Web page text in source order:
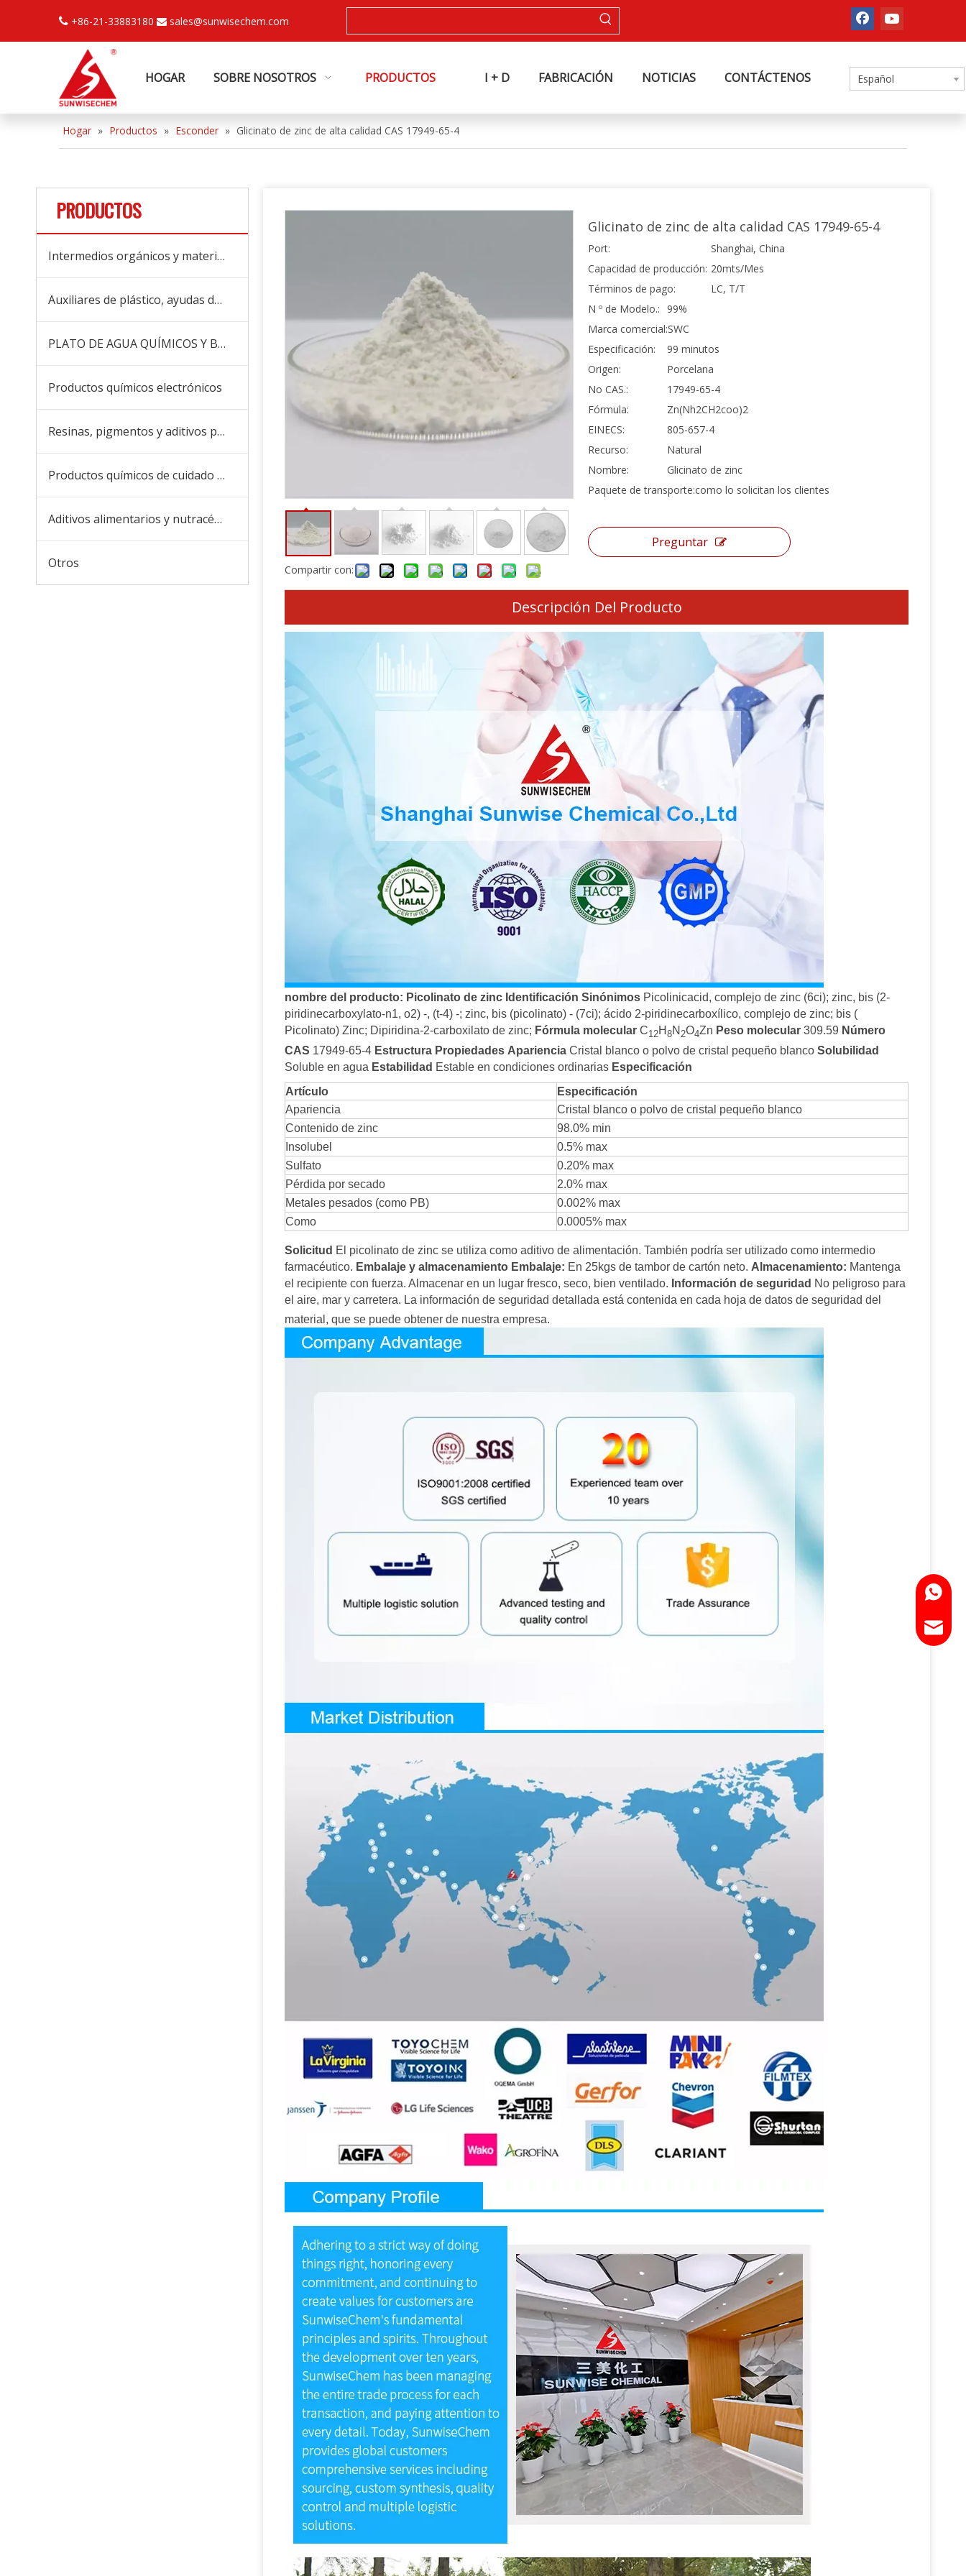
 +86-21-33883180  sales@sunwisechem.com
HOGAR SOBRE NOSOTROS PRODUCTOS I + D FABRICACIÓN NOTICIAS CONTÁCTENOS Español
Hogar » Productos » Esconder » Glicinato de zinc de alta calidad CAS 17949-65-4
PRODUCTOS
Intermedios orgánicos y materias primas
Auxiliares de plástico, ayudas de procesamiento y aditivos
PLATO DE AGUA QUÍMICOS Y BOICIDES
Productos químicos electrónicos
Resinas, pigmentos y aditivos para recubrimientos y tintas
Productos químicos de cuidado diario
Aditivos alimentarios y nutracéuticos
Otros Compartir con:
Glicinato de zinc de alta calidad CAS 17949-65-4
Port:
Shanghai, China
Capacidad de producción: 20mts/Mes
Términos de pago:
LC, T/T
N º de Modelo.: 99%
Marca comercial:SWC
Especificación:
99 minutos
Origen:
Porcelana
No CAS.:
17949-65-4
Fórmula:
Zn(Nh2CH2coo)2
EINECS:
805-657-4
Recurso:
Natural
Nombre:
Glicinato de zinc
Paquete de transporte:como lo solicitan los clientes
Preguntar
Descripción Del Producto
nombre del producto: Picolinato de zinc Identificación Sinónimos Picolinicacid, complejo de zinc (6ci); zinc, bis (2-
piridinecarboxylato-n1, o2) -, (t-4) -; zinc, bis (picolinato) - (7ci); ácido 2-piridinecarboxílico, complejo de zinc; bis (
Picolinato) Zinc; Dipiridina-2-carboxilato de zinc; Fórmula molecular C12H 8N 2O4Zn Peso molecular 309.59 Número
CAS 17949-65-4 Estructura Propiedades Apariencia Cristal blanco o polvo de cristal pequeño blanco Solubilidad
Soluble en agua Estabilidad Estable en condiciones ordinarias Especificación
Artículo
Especificación
Apariencia
Cristal blanco o polvo de cristal pequeño blanco
Contenido de zinc
98.0% min
Insolubel
0.5% max
Sulfato
0.20% max
Pérdida por secado
2.0% max
Metales pesados ​​(como PB)
0.002% max
Como
0.0005% max
Solicitud El picolinato de zinc se utiliza como aditivo de alimentación. También podría ser utilizado como intermedio
farmacéutico. Embalaje y almacenamiento Embalaje: En 25kgs de tambor de cartón neto. Almacenamiento: Mantenga
el recipiente con fuerza. Almacenar en un lugar fresco, seco, bien ventilado. Información de seguridad No peligroso para
el aire, mar y carretera. La información de seguridad detallada está contenida en cada hoja de datos de seguridad del
material, que se puede obtener de nuestra empresa.
Email